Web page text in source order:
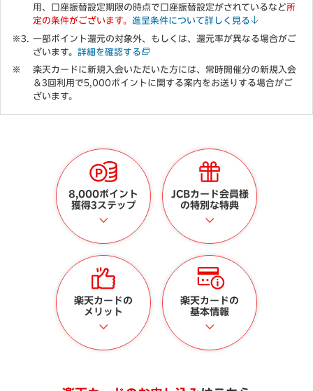
用、口座振替設定期限の時点で口座振替設定がされているなど所
定の条件がございます。 進呈条件について詳しく見る
一部ポイント還元の対象外、もしくは、還元率が異なる場合がご
ざいます。 詳細を確認する
楽天カードに新規入会いただいた方には、常時開催分の新規入会
＆3回利用で5,000ポイントに関する案内をお送りする場合がご
ざいます。
8,000ポイント
獲得3ステップ
JCBカード会員様
の特別な特典
楽天カードの
メリット
楽天カードの
基本情報